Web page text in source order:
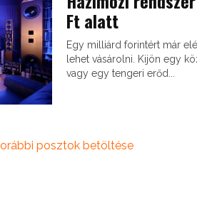
Ft alatt
Egy milliárd forintért már
lehet vásárolni. Kijön egy
vagy egy tengeri erőd...
posztok betöltése